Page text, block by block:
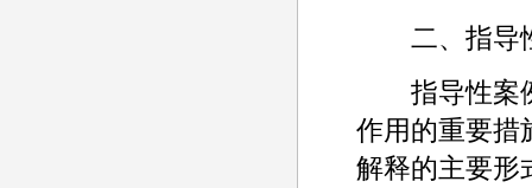
二、指导性
指导性案例
作用的重要措
解释的主要形